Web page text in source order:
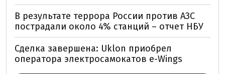
В результате террора России против АЗС
пострадали около 4% станций – отчет НБУ
Сделка завершена: Uklon приобрел
оператора электросамокатов e-Wings